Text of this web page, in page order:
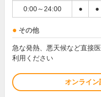
0:00～24:00 ● ●
その他
急な発熱、悪天候など直接
利用ください
オンライン